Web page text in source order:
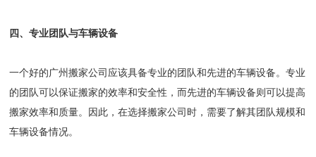
四、专业团队与车辆设备
一个好的广州搬家公司应该具备专业的团队和先进的车辆设备。专业
的团队可以保证搬家的效率和安全性，而先进的车辆设备则可以提高
搬家效率和质量。因此，在选择搬家公司时，需要了解其团队规模和
车辆设备情况。